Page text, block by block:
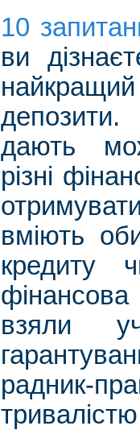
10
ви
дають
різні
вміють
кредиту
взяли
радник-